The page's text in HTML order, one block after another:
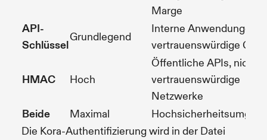
Marge
API-
Schlüssel
Grundlegend
Interne Anwendungen,
vertrauenswürdige
HMAC Hoch
Öffentliche APIs, nicht
vertrauenswürdige
Netzwerke
Beide
Maximal
Die Kora-Authentifizierung wird in der Datei